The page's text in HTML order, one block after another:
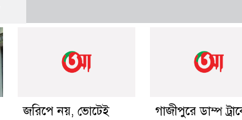
জরিপে নয়, ভোটেই
গাজীপুরে ডাম্প